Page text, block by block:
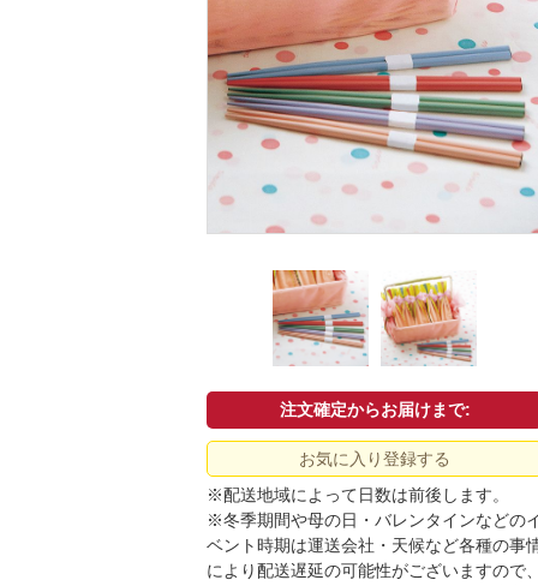
注文確定からお届けまで:
お気に入り登録する
※配送地域によって日数は前後します。
※冬季期間や母の日・バレンタインなどの
ベント時期は運送会社・天候など各種の事
により配送遅延の可能性がございますので